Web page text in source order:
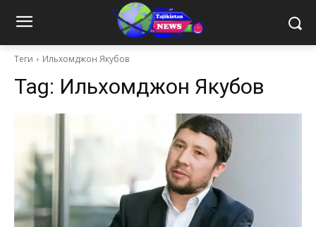
Теги Ильхомджон Якубов
Tag: Ильхомджон Якубов